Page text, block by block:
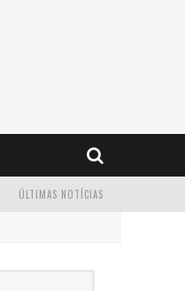
ÚLTIMAS NOTÍCIAS